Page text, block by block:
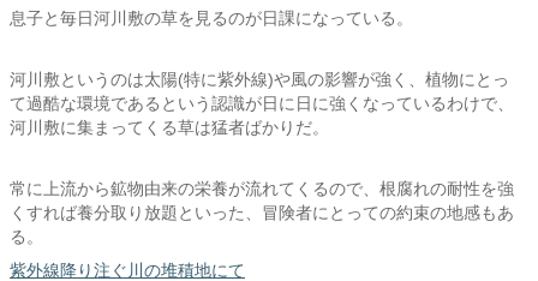
息子と毎日河川敷の草を見るのが日課になっている。
河川敷というのは太陽(特に紫外線)や風の影響が強く、植物にとっ
て過酷な環境であるという認識が日に日に強くなっているわけで、
河川敷に集まってくる草は猛者ばかりだ。
常に上流から鉱物由来の栄養が流れてくるので、根腐れの耐性を強
くすれば養分取り放題といった、冒険者にとっての約束の地感もあ
る。
紫外線降り注ぐ川の堆積地にて